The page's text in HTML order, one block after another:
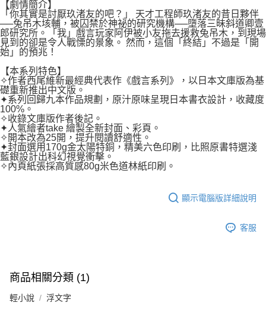
時審查核予不同之上限額度；若仍有額度不足之情形，本公司將視審查結果
請求用戶進行身份認證。
５．嚴禁一人註冊多個帳號或使用他人資訊註冊。若發現惡意使用之情形，
恩沛科技股份有限公司將有權停止該用戶之使用額度並採取法律行動。
國家/地區配送 查看運費
【劇情簡介】
「你其實是討厭玖渚友的吧？」 天才工程師玖渚友的昔日夥伴
──兔吊木垓輔，被囚禁於神祕的研究機構──墮落三昧斜道卿壹
郎研究所。「我」戲言玩家阿伊被小友拖去援救兔吊木，到現場
見到的卻是令人戰慄的景象。 然而，這個「終結」不過是「開
始」的預兆！
【本系列特色】
✧作者西尾維新最經典代表作《戲言系列》，以日本文庫版為基
礎重新推出中文版。
✦系列回歸九本作品規劃，原汁原味呈現日本書衣設計，收藏度
100%。
✧收錄文庫版作者後記。
✦人氣繪者take 繪製全新封面、彩頁。
✧開本改為25開，提升閱讀舒適性。
✦封面選用170g金太陽特銅，精美六色印刷，比照原書特選淺
藍銀設計出科幻視覺衝擊。
✧內頁紙張採高質感80g米色道林紙印刷。
顯示電腦版詳細說明
客服
商品相關分類 (1)
輕小說 浮文字